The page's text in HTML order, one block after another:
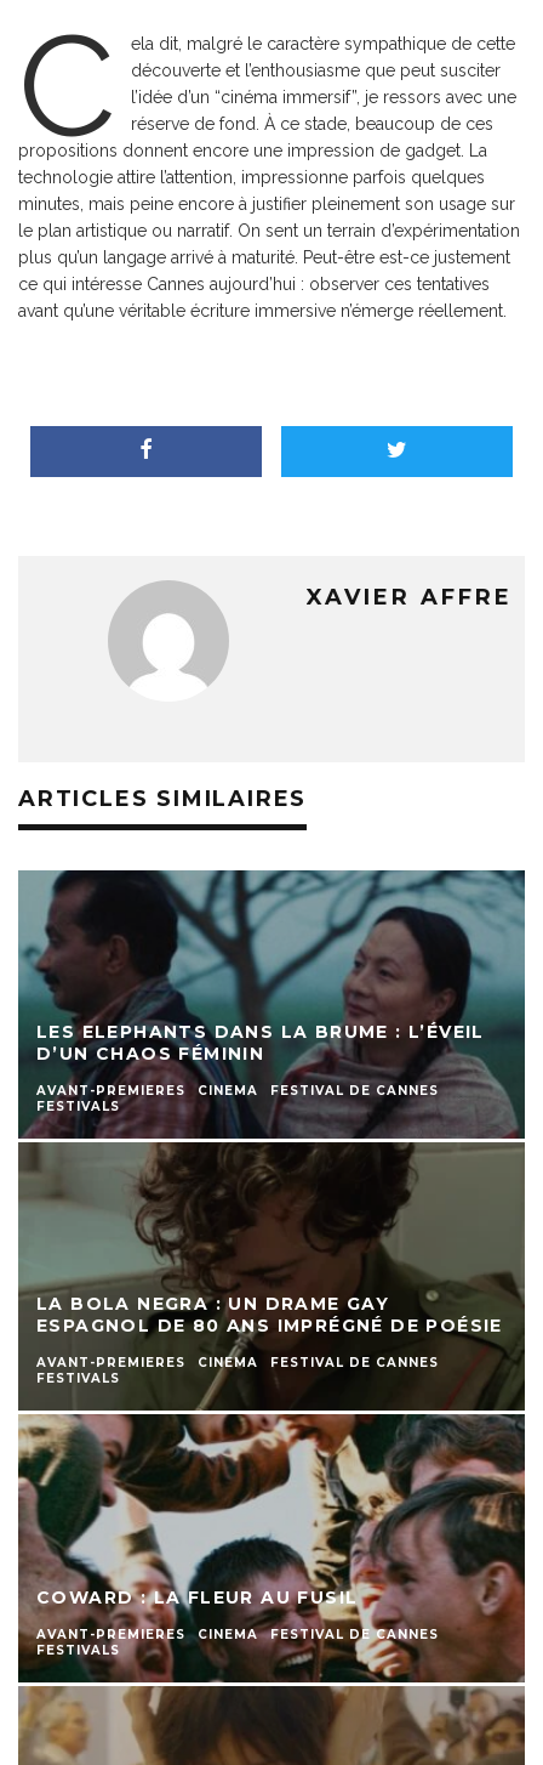
C
ela dit, malgré le caractère sympathique de cette
découverte et l’enthousiasme que peut susciter
l’idée d’un “cinéma immersif”, je ressors avec une
réserve de fond. À ce stade, beaucoup de ces
propositions donnent encore une impression de gadget. La
technologie attire l’attention, impressionne parfois quelques
minutes, mais peine encore à justifier pleinement son usage sur
le plan artistique ou narratif. On sent un terrain d’expérimentation
plus qu’un langage arrivé à maturité. Peut-être est-ce justement
ce qui intéresse Cannes aujourd’hui : observer ces tentatives
avant qu’une véritable écriture immersive n’émerge réellement.
XAVIER AFFRE
ARTICLES SIMILAIRES
LES ELEPHANTS DANS LA BRUME : L’ÉVEIL
D’UN CHAOS FÉMININ
AVANT-PREMIERES CINEMA
FESTIVAL DE CANNES
FESTIVALS
LA BOLA NEGRA : UN DRAME GAY
ESPAGNOL DE 80 ANS IMPRÉGNÉ DE POÉSIE
AVANT-PREMIERES CINEMA
FESTIVAL DE CANNES
FESTIVALS
COWARD : LA FLEUR AU FUSIL
AVANT-PREMIERES CINEMA
FESTIVAL DE CANNES
FESTIVALS